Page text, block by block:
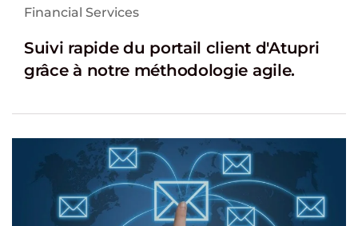
Financial Services
Suivi rapide du portail client d'Atupri
grâce à notre méthodologie agile.